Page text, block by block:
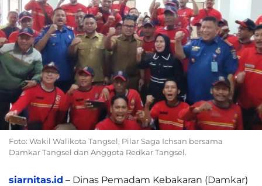
Foto: Wakil Walikota Tangsel, Pilar Saga Ichsan bersama
Damkar Tangsel dan Anggota Redkar Tangsel.
siarnitas.id – Dinas Pemadam Kebakaran (Damkar)